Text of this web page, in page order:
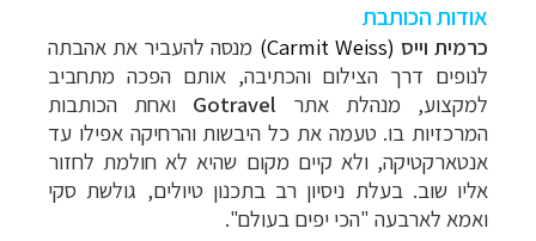
אודות הכותבת
כרמית וייס (Carmit Weiss)
מנסה להעביר את אהבתה
לנופים דרך הצילום והכתיבה, אותם הפכה מתחביב
למקצוע, מנהלת אתר Gotravel
ואחת הכותבות
המרכזיות בו. טעמה את כל היבשות והרחיקה אפילו עד
אנטארקטיקה, ולא קיים מקום שהיא לא חולמת לחזור
אליו שוב. בעלת ניסיון רב בתכנון טיולים, גולשת סקי
ואמא לארבעה "הכי יפים בעולם".